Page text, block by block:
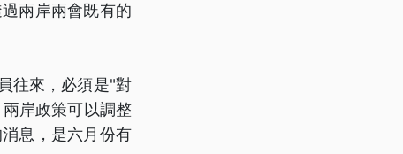
兩岸兩會既有的
往來，必須是"對
岸政策可以調整
息，是六月份有